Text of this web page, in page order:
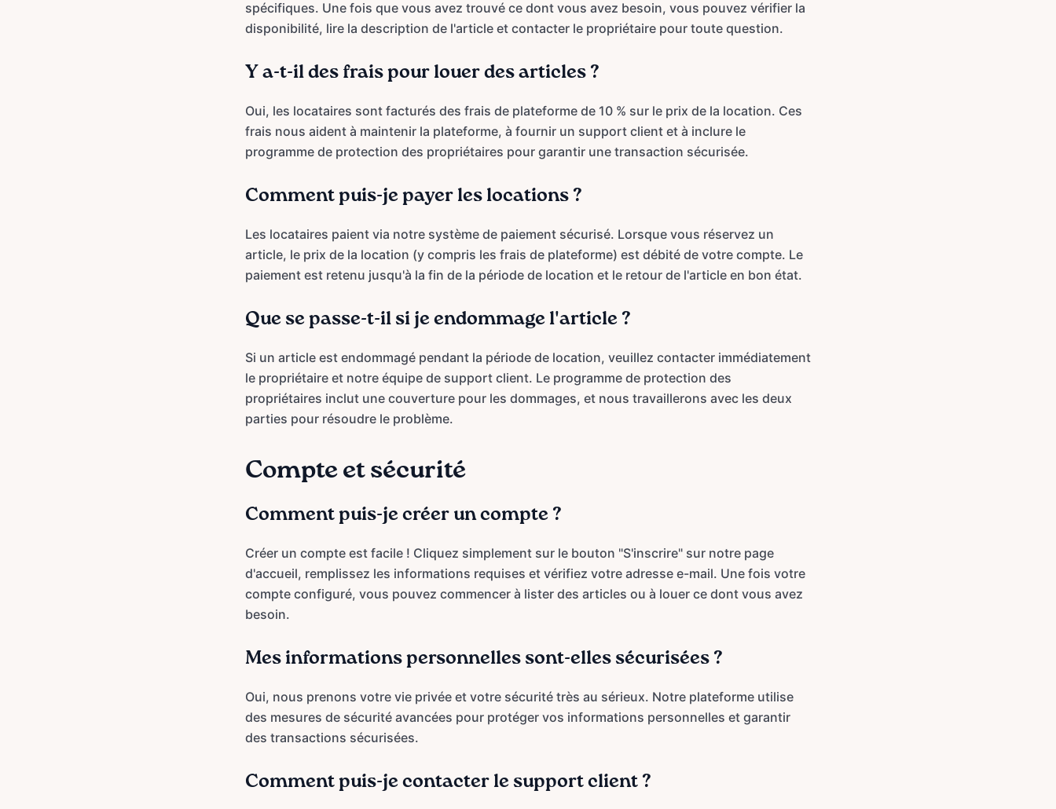
spécifiques. Une fois que vous avez trouvé ce dont vous avez besoin, vous pouvez vérifier la
disponibilité, lire la description de l'article et contacter le propriétaire pour toute question.
Y a-t-il des frais pour louer des articles ?
Oui, les locataires sont facturés des frais de plateforme de 10 % sur le prix de la location. Ces
frais nous aident à maintenir la plateforme, à fournir un support client et à inclure le
programme de protection des propriétaires pour garantir une transaction sécurisée.
Comment puis-je payer les locations ?
Les locataires paient via notre système de paiement sécurisé. Lorsque vous réservez un
article, le prix de la location (y compris les frais de plateforme) est débité de votre compte. Le
paiement est retenu jusqu'à la fin de la période de location et le retour de l'article en bon état.
Que se passe-t-il si je endommage l'article ?
Si un article est endommagé pendant la période de location, veuillez contacter immédiatement
le propriétaire et notre équipe de support client. Le programme de protection des
propriétaires inclut une couverture pour les dommages, et nous travaillerons avec les deux
parties pour résoudre le problème.
Compte et sécurité
Comment puis-je créer un compte ?
Créer un compte est facile ! Cliquez simplement sur le bouton "S'inscrire" sur notre page
d'accueil, remplissez les informations requises et vérifiez votre adresse e-mail. Une fois votre
compte configuré, vous pouvez commencer à lister des articles ou à louer ce dont vous avez
besoin.
Mes informations personnelles sont-elles sécurisées ?
Oui, nous prenons votre vie privée et votre sécurité très au sérieux. Notre plateforme utilise
des mesures de sécurité avancées pour protéger vos informations personnelles et garantir
des transactions sécurisées.
Comment puis-je contacter le support client ?